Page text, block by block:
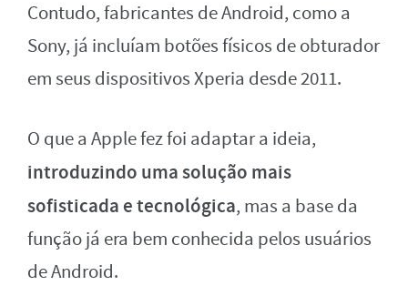
Contudo, fabricantes de Android, como a
Sony, já incluíam botões físicos de obturador
em seus dispositivos Xperia desde 2011.
O que a Apple fez foi adaptar a ideia,
introduzindo uma solução mais
sofisticada e tecnológica, mas a base da
função já era bem conhecida pelos usuários
de Android.